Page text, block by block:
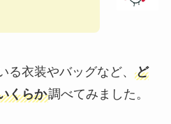
る衣装やバッグなど、
ど
くらか調べてみました。